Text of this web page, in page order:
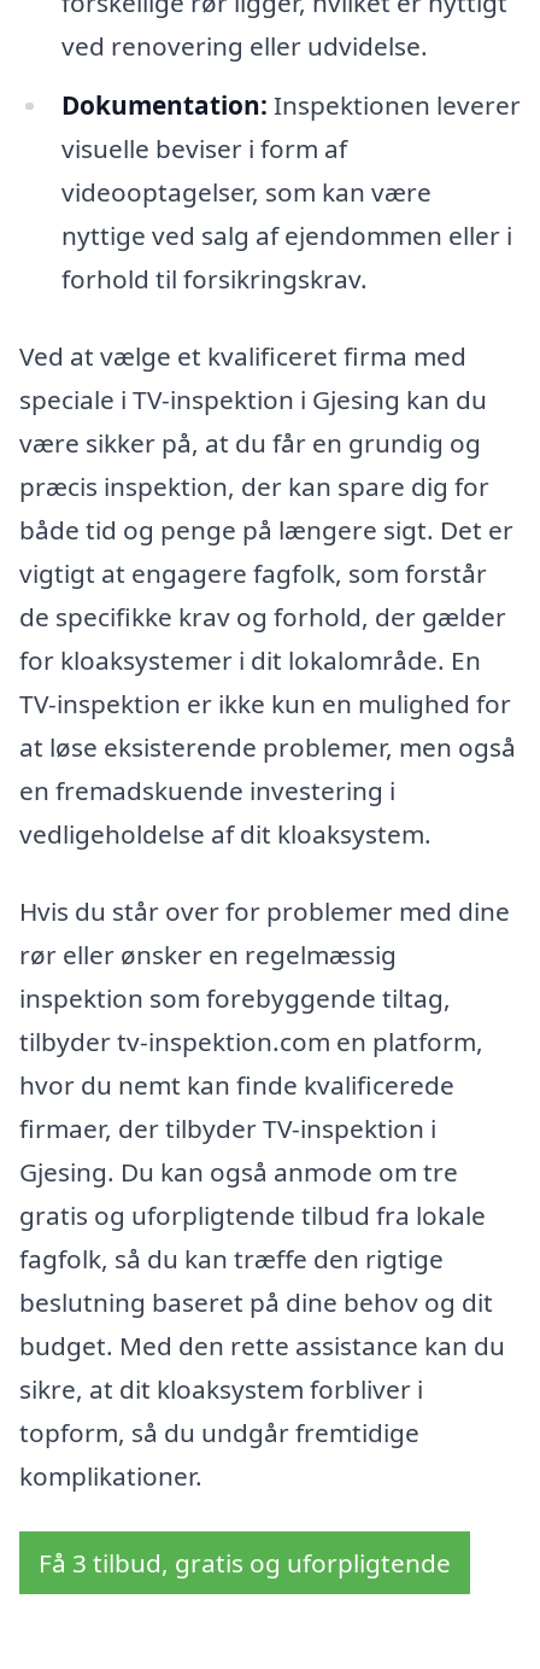
ved renovering eller udvidelse.
Dokumentation: Inspektionen leverer
visuelle beviser i form af
videooptagelser, som kan være
nyttige ved salg af ejendommen eller i
forhold til forsikringskrav.
Ved at vælge et kvalificeret firma med
speciale i TV-inspektion i Gjesing kan du
være sikker på, at du får en grundig og
præcis inspektion, der kan spare dig for
både tid og penge på længere sigt. Det er
vigtigt at engagere fagfolk, som forstår
de specifikke krav og forhold, der gælder
for kloaksystemer i dit lokalområde. En
TV-inspektion er ikke kun en mulighed for
at løse eksisterende problemer, men også
en fremadskuende investering i
vedligeholdelse af dit kloaksystem.
Hvis du står over for problemer med dine
rør eller ønsker en regelmæssig
inspektion som forebyggende tiltag,
tilbyder tv-inspektion.com en platform,
hvor du nemt kan finde kvalificerede
firmaer, der tilbyder TV-inspektion i
Gjesing. Du kan også anmode om tre
gratis og uforpligtende tilbud fra lokale
fagfolk, så du kan træffe den rigtige
beslutning baseret på dine behov og dit
budget. Med den rette assistance kan du
sikre, at dit kloaksystem forbliver i
topform, så du undgår fremtidige
komplikationer.
Få 3 tilbud, gratis og uforpligtende